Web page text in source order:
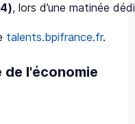
, lors d’une matinée
talents.bpifrance.fr.
de l'économie